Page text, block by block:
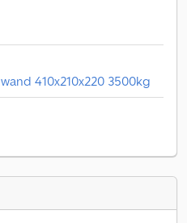
410x210x220 3500kg